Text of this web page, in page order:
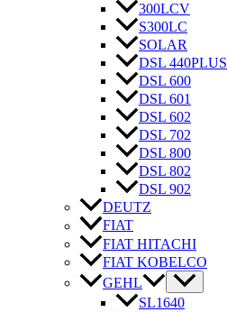
300LCV
S300LC
SOLAR
DSL 440PLUS
DSL 600
DSL 601
DSL 602
DSL 702
DSL 800
DSL 802
DSL 902
DEUTZ
FIAT
FIAT HITACHI
FIAT KOBELCO
GEHL
SL1640